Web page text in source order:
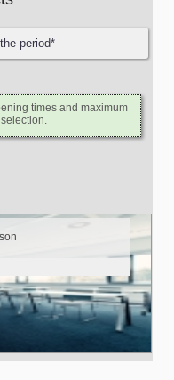
times and maximum